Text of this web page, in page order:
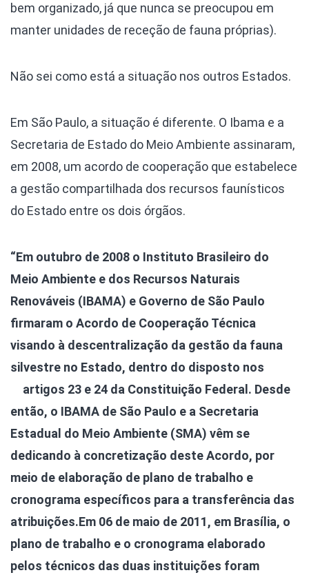
bem organizado, já que nunca se preocupou em
manter unidades de receção de fauna próprias).
Não sei como está a situação nos outros Estados.
Em São Paulo, a situação é diferente. O Ibama e a
Secretaria de Estado do Meio Ambiente assinaram,
em 2008, um acordo de cooperação que estabelece
a gestão compartilhada dos recursos faunísticos
do Estado entre os dois órgãos.
“Em outubro de 2008 o Instituto Brasileiro do
Meio Ambiente e dos Recursos Naturais
Renováveis (IBAMA) e Governo de São Paulo
firmaram o Acordo de Cooperação Técnica
visando à descentralização da gestão da fauna
silvestre no Estado, dentro do disposto nos
artigos 23 e 24 da Constituição Federal. Desde
então, o IBAMA de São Paulo e a Secretaria
Estadual do Meio Ambiente (SMA) vêm se
dedicando à concretização deste Acordo, por
meio de elaboração de plano de trabalho e
cronograma específicos para a transferência das
atribuições.Em 06 de maio de 2011, em Brasília, o
plano de trabalho e o cronograma elaborado
pelos técnicos das duas instituições foram